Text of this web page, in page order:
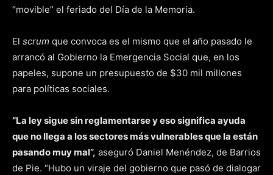
“movible” el feriado del Día de la Memoria.
El scrum que convoca es el mismo que el año pasado le
arrancó al Gobierno la Emergencia Social que, en los
papeles, supone un presupuesto de $30 mil millones
para políticas sociales.
“La ley sigue sin reglamentarse y eso significa ayuda
que no llega a los sectores más vulnerables que la están
pasando muy mal”, aseguró Daniel Menéndez, de Barrios
de Pie. “Hubo un viraje del gobierno que pasó de dialogar